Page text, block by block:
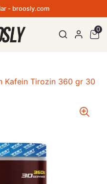
- broosly.com
0
Kafein Tirozin 360 gr 30